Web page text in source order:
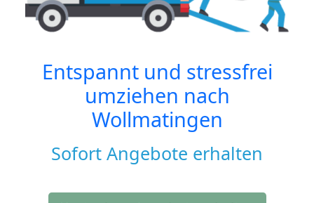
Entspannt und stressfrei
umziehen nach
Wollmatingen
Sofort Angebote erhalten